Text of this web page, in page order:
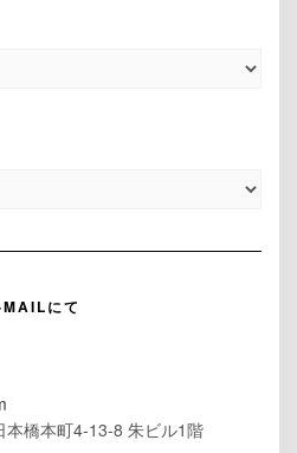
にて
橋本町4-13-8 朱ビル1階